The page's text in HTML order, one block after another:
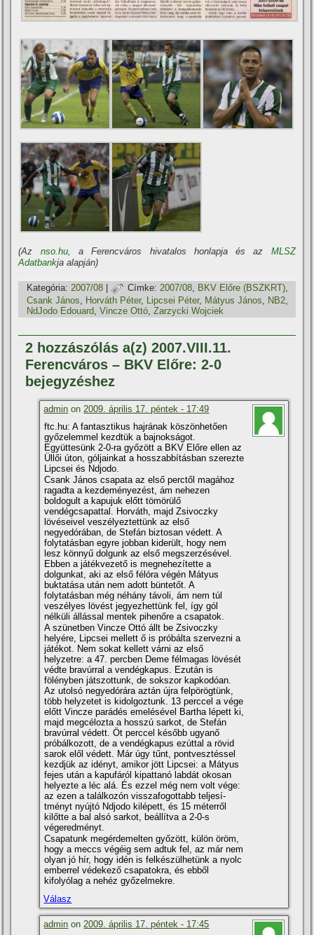
(Az nso.hu, a Ferencváros hivatalos honlapja és az MLSZ
Adatbankja alapján)
Kategória: 2007/08 Címke: 2007/08 BKV Előre (BSZKRT)
Csank János
Horváth Péter, Lipcsei Péter, Mátyus János NB2
NdJodo Edouard ,Vincze Ottó ,Zarzycki Wojciek
2 hozzászólás a(z) 2007.VIII.11.
Ferencváros – BKV Előre: 2-0
bejegyzéshez
admin on 2009. április 17. péntek - 17:49
ftc.hu: A fantasztikus hajrának köszönhetően
győzelemmel kezdtük a bajnokságot.
Együttesünk 2-0-ra győzött a BKV Előre ellen az
Üllői úton, góljainkat a hosszabbí­tásban szerezte
Lipcsei és Ndjodo.
Csank János csapata az első perctől magához
ragadta a kezdeményezést, ám nehezen
boldogult a kapujuk előtt tömörülő
vendégcsapattal. Horváth, majd Zsivoczky
lövéseivel veszélyeztettünk az első
negyedórában, de Stefán biztosan védett. A
folytatásban egyre jobban kiderült, hogy nem
lesz könnyű dolgunk az első megszerzésével.
Ebben a játékvezető is megnehezí­tette a
dolgunkat, aki az első félóra végén Mátyus
buktatása után nem adott büntetőt. A
folytatásban még néhány távoli, ám nem túl
veszélyes lövést jegyezhettünk fel, í­gy gól
nélküli állással mentek pihenőre a csapatok.
A szünetben Vincze Ottó állt be Zsivoczky
helyére, Lipcsei mellett ő is próbálta szervezni a
játékot. Nem sokat kellett várni az első
helyzetre: a 47. percben Deme félmagas lövését
védte bravúrral a vendégkapus. Ezután is
fölényben játszottunk, de sokszor kapkodóan.
Az utolsó negyedórára aztán újra felpörögtünk,
több helyzetet is kidolgoztunk. 13 perccel a vége
előtt Vincze parádés emelésével Bartha lépett ki,
majd megcélozta a hosszú sarkot, de Stefán
bravúrral védett. Öt perccel később ugyanő
próbálkozott, de a vendégkapus ezúttal a rövid
sarok elől védett. Már úgy tűnt, pontvesztéssel
kezdjük az idényt, amikor jött Lipcsei: a Mátyus
fejes után a kapufáról kipattanó labdát okosan
helyezte a léc alá. És ezzel még nem volt vége:
az ezen a találkozón visszafogottabb teljesí­
tményt nyújtó Ndjodo kilépett, és 15 méterről
kilőtte a bal alsó sarkot, beállí­tva a 2-0-s
végeredményt.
Csapatunk megérdemelten győzött, külön öröm,
hogy a meccs végéig sem adtuk fel, az már nem
olyan jó hí­r, hogy idén is felkészülhetünk a nyolc
emberrel védekező csapatokra, és ebből
kifolyólag a nehéz győzelmekre.
Válasz
admin on 2009. április 17. péntek - 17:45